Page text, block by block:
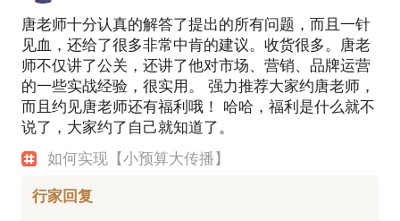
唐老师十分认真的解答了提出的所有问题，而且一针
见血，还给了很多非常中肯的建议。收货很多。唐老
师不仅讲了公关，还讲了他对市场、营销、品牌运营
的一些实战经验，很实用。 强力推荐大家约唐老师，
而且约见唐老师还有福利哦！ 哈哈，福利是什么就不
说了，大家约了自己就知道了。
如何实现【小预算大传播】
行家回复